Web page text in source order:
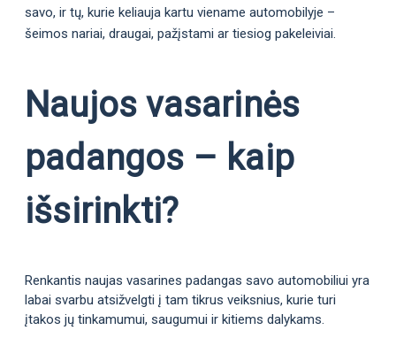
savo, ir tų, kurie keliauja kartu viename automobilyje –
šeimos nariai, draugai, pažįstami ar tiesiog pakeleiviai.
Naujos vasarinės
padangos – kaip
išsirinkti?
Renkantis naujas vasarines padangas savo automobiliui yra
labai svarbu atsižvelgti į tam tikrus veiksnius, kurie turi
įtakos jų tinkamumui, saugumui ir kitiems dalykams.